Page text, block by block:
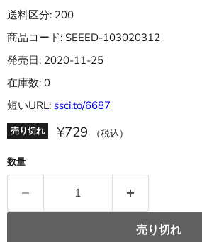
送料区分: 200
商品コード: SEEED-103020312
発売日: 2020-11-25
在庫数: 0
短いURL: ssci.to/6687
売り切れ ¥729 （税込）
数量
売り切れ